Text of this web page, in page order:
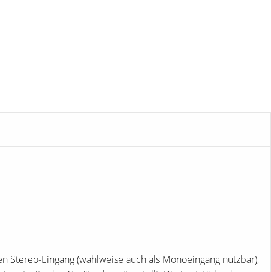
Eingang (wahlweise auch als Monoeingang nutzbar),